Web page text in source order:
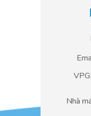
Nhà